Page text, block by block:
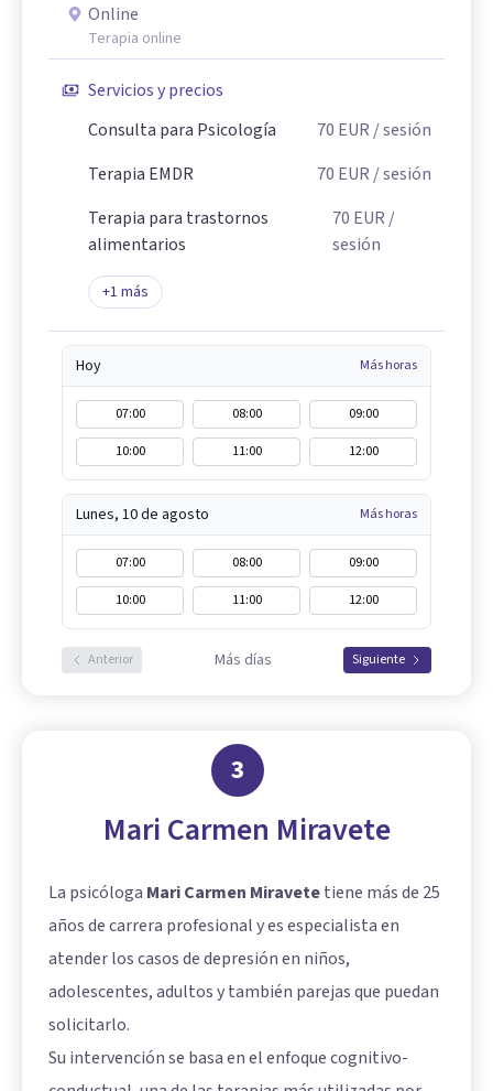
Online
Terapia online
Servicios y precios
Consulta para Psicología
70 EUR / sesión
Terapia EMDR
70 EUR / sesión
Terapia para trastornos
alimentarios
70 EUR /
sesión
+1 más
Hoy Más horas
07:00 08:00
09:00
10:00
11:00 12:00
Lunes, 10 de agosto Más horas
07:00 08:00
09:00
10:00
11:00 12:00
Anterior Más días Siguiente
3
Mari Carmen Miravete
La psicóloga Mari Carmen Miravetetiene más de 25
años de carrera profesional y es especialista en
atender los casos de depresión en niños,
adolescentes, adultos y también parejas que puedan
solicitarlo.
Su intervención se basa en el enfoque cognitivo-